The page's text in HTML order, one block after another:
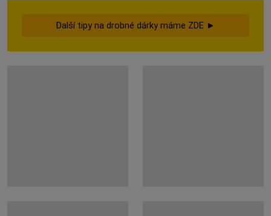
Další tipy na drobné dárky máme ZDE ►